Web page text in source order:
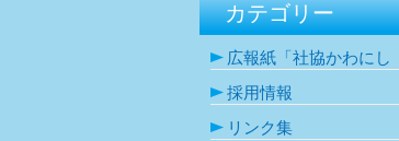
カテゴリー
広報紙「社協かわにし
採用情報
リンク集